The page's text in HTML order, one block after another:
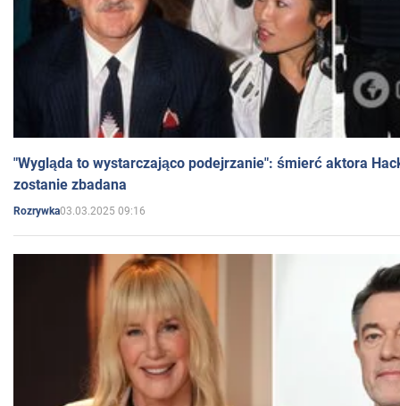
"Wygląda to wystarczająco podejrzanie": śmierć aktora
zostanie zbadana
Rozrywka03.03.2025 09:16